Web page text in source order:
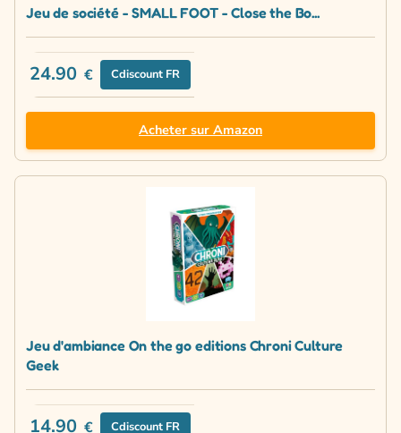
Jeu de société - SMALL FOOT - Close the Bo...
24.90 € Cdiscount FR
Acheter sur Amazon
Jeu d'ambiance On the go editions Chroni Culture
Geek
14.90 € Cdiscount FR